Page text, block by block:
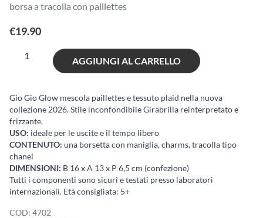
borsa a tracolla con paillettes
€19.90
Girabrilla
Glow
quantità
AGGIUNGI AL CARRELLO
Gio Gio Glow mescola paillettes e tessuto plaid nella nuova
collezione 2026. Stile inconfondibile Girabrilla reinterpretato e
frizzante.
USO: ideale per le uscite e il tempo libero
CONTENUTO: una borsetta con maniglia, charms, tracolla tipo
chanel
DIMENSIONI: B 16 x A 13 x P 6,5 cm (confezione)
Tutti i componenti sono sicuri e testati presso laboratori
internazionali. Età consigliata: 5+
COD: 4702